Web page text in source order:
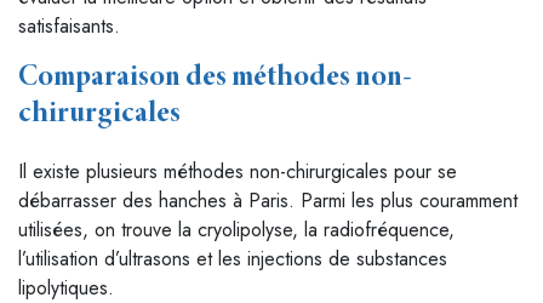
satisfaisants.
Comparaison des méthodes non-
chirurgicales
Il existe plusieurs méthodes non-chirurgicales pour se
débarrasser des hanches à Paris. Parmi les plus couramment
utilisées, on trouve la cryolipolyse, la radiofréquence,
l’utilisation d’ultrasons et les injections de substances
lipolytiques.